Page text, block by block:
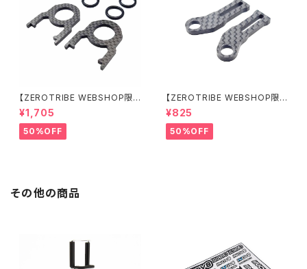
【ZEROTRIBE WEBSHOP限
定価格】RCM-BD11-TSE カ
ーボンツィーク スティックエンド
プレートセット YOKOMO BD11
用
¥1,705
50%OFF
【ZEROTRIBE WEBSHOP限
定価格】RCM-HRP-ZX-BD10
LCE Horizontalリアポストボ
ディマウンティングエクステンシ
ョンプレート Yokomo BD10L
¥825
50%OFF
その他の商品